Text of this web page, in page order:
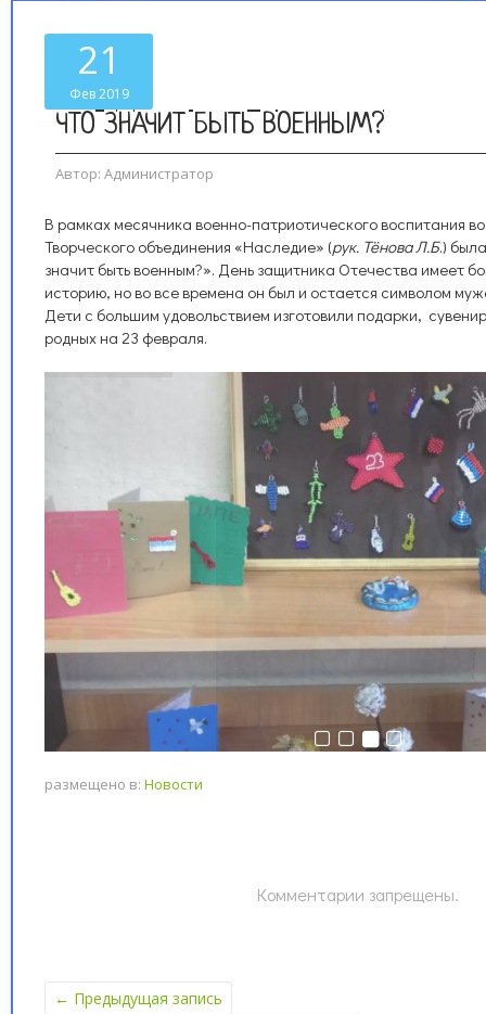
21
Фев 2019
ЧТО ЗНАЧИТ БЫТЬ ВОЕННЫМ?
Автор: Администратор
В рамках месячника военно-патриотического воспитания
Творческого объединения «Наследие» (рук. Тёнова Л.Б.)
значит быть военным?». День защитника Отечества имеет
историю, но во все времена он был и остается символом
Дети с большим удовольствием изготовили подарки,
родных на 23 февраля.
размещено в: Новости
Комментарии запрещены.
← Предыдущая запись